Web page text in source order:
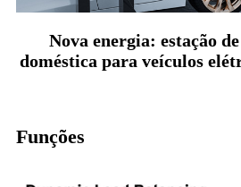
Nova energia: estação
doméstica para veículos
Funções